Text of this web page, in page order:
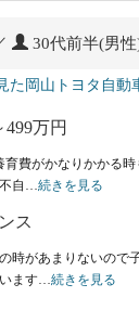
30代前半(男
た岡山トヨタ自動
万円
費がかなりかかる
不自…続きを見る
ス
時があまりないので
ます…続きを見る